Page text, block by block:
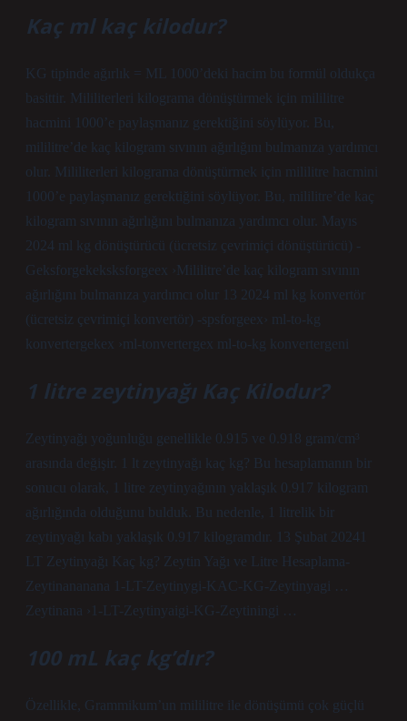
Kaç ml kaç kilodur?
KG tipinde ağırlık = ML 1000’deki hacim bu formül oldukça
basittir. Mililiterleri kilograma dönüştürmek için mililitre
hacmini 1000’e paylaşmanız gerektiğini söylüyor. Bu,
mililitre’de kaç kilogram sıvının ağırlığını bulmanıza yardımcı
olur. Mililiterleri kilograma dönüştürmek için mililitre hacmini
1000’e paylaşmanız gerektiğini söylüyor. Bu, mililitre’de kaç
kilogram sıvının ağırlığını bulmanıza yardımcı olur. Mayıs
2024 ml kg dönüştürücü (ücretsiz çevrimiçi dönüştürücü) -
Geksforgekeksksforgeex ›Mililitre’de kaç kilogram sıvının
ağırlığını bulmanıza yardımcı olur 13 2024 ml kg konvertör
(ücretsiz çevrimiçi konvertör) -spsforgeex› ml-to-kg
konvertergekex ›ml-tonvertergex ml-to-kg konvertergeni
1 litre zeytinyağı Kaç Kilodur?
Zeytinyağı yoğunluğu genellikle 0.915 ve 0.918 gram/cm³
arasında değişir. 1 lt zeytinyağı kaç kg? Bu hesaplamanın bir
sonucu olarak, 1 litre zeytinyağının yaklaşık 0.917 kilogram
ağırlığında olduğunu bulduk. Bu nedenle, 1 litrelik bir
zeytinyağı kabı yaklaşık 0.917 kilogramdır. 13 Şubat 20241
LT Zeytinyağı Kaç kg? Zeytin Yağı ve Litre Hesaplama-
Zeytinananana 1-LT-Zeytinygi-KAC-KG-Zeytinyagi …
Zeytinana ›1-LT-Zeytinyaigi-KG-Zeytiningi …
100 mL kaç kg’dır?
Özellikle, Grammikum’un mililitre ile dönüşümü çok güçlü